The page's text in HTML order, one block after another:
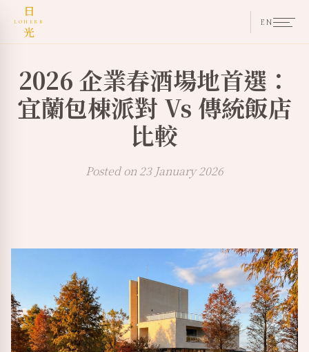
2026 企業春酒場地首選：
宜蘭包棟派對 Vs 傳統飯店
比較
Posted on 23 January 2026
日
LOHERB
光
EN